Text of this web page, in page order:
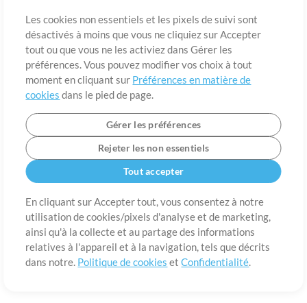
Les cookies non essentiels et les pixels de suivi sont
désactivés à moins que vous ne cliquiez sur Accepter
tout ou que vous ne les activiez dans Gérer les
préférences. Vous pouvez modifier vos choix à tout
moment en cliquant sur Préférences en matière de
cookies dans le pied de page.
Gérer les préférences
Rejeter les non essentiels
Tout accepter
En cliquant sur Accepter tout, vous consentez à notre
utilisation de cookies/pixels d'analyse et de marketing,
ainsi qu'à la collecte et au partage des informations
relatives à l'appareil et à la navigation, tels que décrits
dans notre. Politique de cookies etConfidentialité.
matière de cookies
Contact
©2006-2026 par MultiTracks LLC. Tous droits réservés.